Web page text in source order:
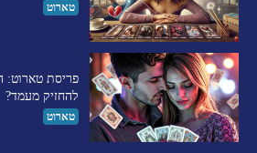
טארוט
פריסת טארוט:
להחזיק מעמד?
טארוט